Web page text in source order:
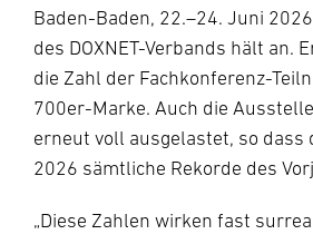
Baden-Baden, 22.–24. Juni
des DOXNET-Verbands hält an.
die Zahl der Fachkonferenz-
700er-Marke. Auch die
erneut voll ausgelastet, so dass
2026 sämtliche Rekorde des
„Diese Zahlen wirken fast